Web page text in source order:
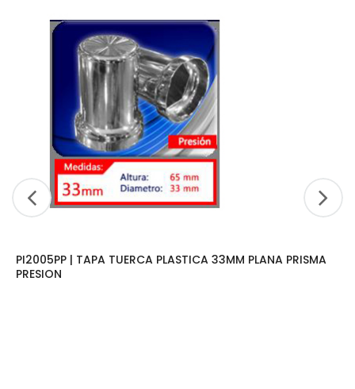
PI2005PP | TAPA TUERCA PLASTICA 33MM PLANA PRISMA
PRESION